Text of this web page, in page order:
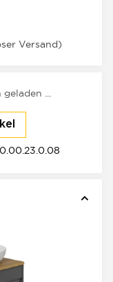
Versand)
...